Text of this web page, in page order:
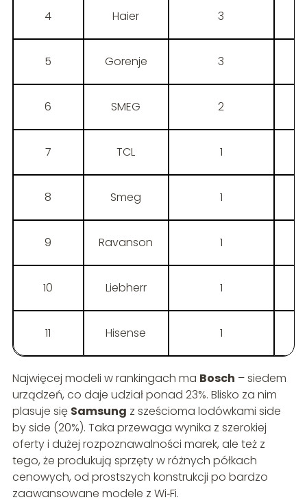
4 Haier 3
5 Gorenje 3
6 SMEG 2
7 TCL 1
8 Smeg 1
9 Ravanson 1
10 Liebherr 1
11 Hisense 1
Najwięcej modeli w rankingach ma Bosch – siedem
urządzeń, co daje udział ponad 23%. Blisko za nim
plasuje się Samsung z sześcioma lodówkami side
by side (20%). Taka przewaga wynika z szerokiej
oferty i dużej rozpoznawalności marek, ale też z
tego, że produkują sprzęty w różnych półkach
cenowych, od prostszych konstrukcji po bardzo
zaawansowane modele z Wi‑Fi.